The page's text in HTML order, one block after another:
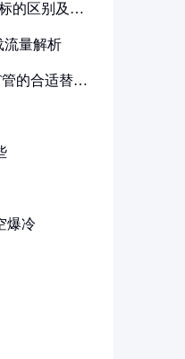
的区别及其
流量解析
管的合适替代
爆冷